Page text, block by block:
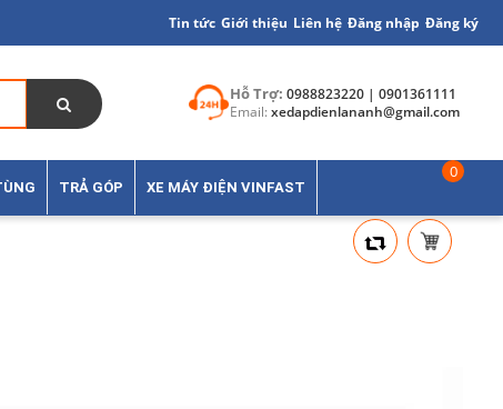
Tin tức Giới thiệu Liên hệ Đăng nhập Đăng ký
Hỗ Trợ:0988823220 | 0901361111
Email: xedapdienlananh@gmail.com
TRẢ GÓP XE MÁY ĐIỆN VINFAST
0